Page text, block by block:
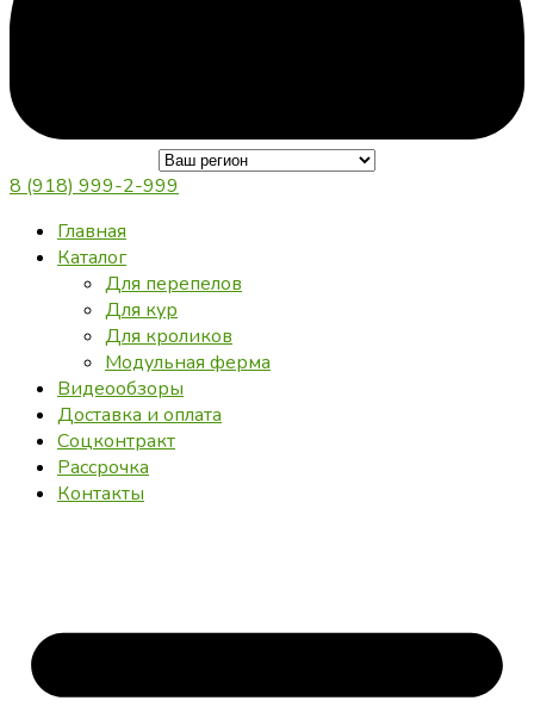
8 (918) 999-2-999
Главная
Каталог
Для перепелов
Для кур
Для кроликов
Модульная ферма
Видеообзоры
Доставка и оплата
Соцконтракт
Рассрочка
Контакты